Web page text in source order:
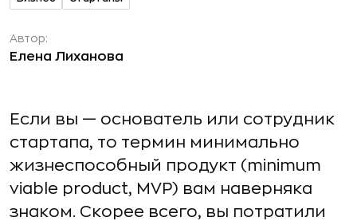
Автор:
Елена Лиханова
Если вы — основатель или сотрудник
стартапа, то термин минимально
жизнеспособный продукт (minimum
viable product, MVP) вам наверняка
знаком. Скорее всего, вы потратили